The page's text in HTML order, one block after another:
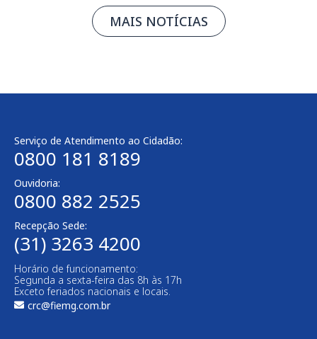
MAIS NOTÍCIAS
Serviço de Atendimento ao Cidadão:
0800 181 8189
Ouvidoria:
0800 882 2525
Recepção Sede:
(31) 3263 4200
Horário de funcionamento:
Segunda a sexta-feira das 8h às 17h
Exceto feriados nacionais e locais.
crc@fiemg.com.br